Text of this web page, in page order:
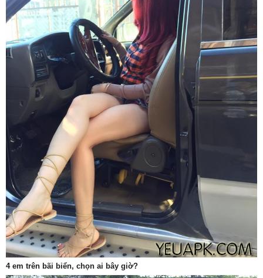
4 em trên bãi biển, chọn ai bây giờ?